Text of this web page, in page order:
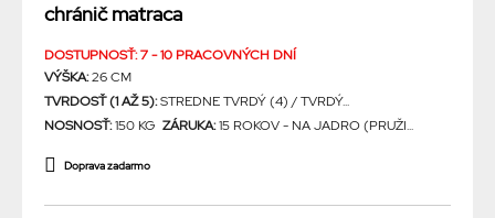
chránič matraca
DOSTUPNOSŤ: 7 - 10 PRACOVNÝCH DNÍ
VÝŠKA:26 CM
TVRDOSŤ (1 AŽ 5):STREDNE TVRDÝ (4) / TVRDÝ...
NOSNOSŤ:150 KG ZÁRUKA:15 ROKOV - NA JADRO (PRUŽI...
Doprava zadarmo